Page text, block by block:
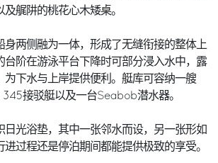
艉阱的桃花心木矮桌。
身两侧融为一体，形成了无缝衔接的整体上
台阶在游泳平台下降时可部分浸入水中，露
为下水与上岸提供便利。艇库可容纳一艘
接驳艇以及一台Seabob潜水器。
日光浴垫，其中一张邻水而设，另一张形如
过程还是停泊期间都能提供极致的享受。